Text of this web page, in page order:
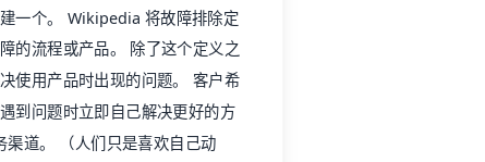
一个。 Wikipedia 将故障排除定
的流程或产品。 除了这个定义之
使用产品时出现的问题。 客户希
到问题时立即自己解决更好的方
道。 （人们只是喜欢自己动